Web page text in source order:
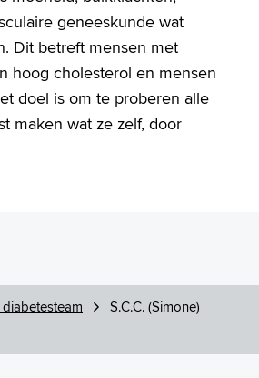
geneeskunde wat
Dit betreft mensen met
hoog cholesterol en mensen
doel is om te proberen alle
maken wat ze zelf, door
S.C.C. (Simone)